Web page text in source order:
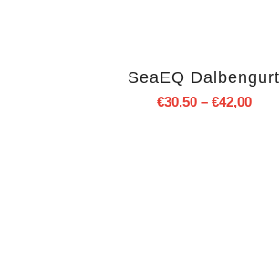
SeaEQ Dalbengurt
€30,50– €42,00